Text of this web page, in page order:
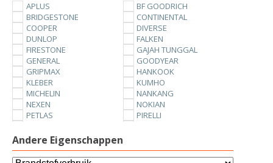
APLUS
BF GOODRICH
BRIDGESTONE
CONTINENTAL
COOPER
DIVERSE
DUNLOP
FALKEN
FIRESTONE
GAJAH TUNGGAL
GENERAL
GOODYEAR
GRIPMAX
HANKOOK
KLEBER
KUMHO
MICHELIN
NANKANG
NEXEN
NOKIAN
PETLAS
PIRELLI
UNIROYAL
YOKOHAMA
Andere Eigenschappen